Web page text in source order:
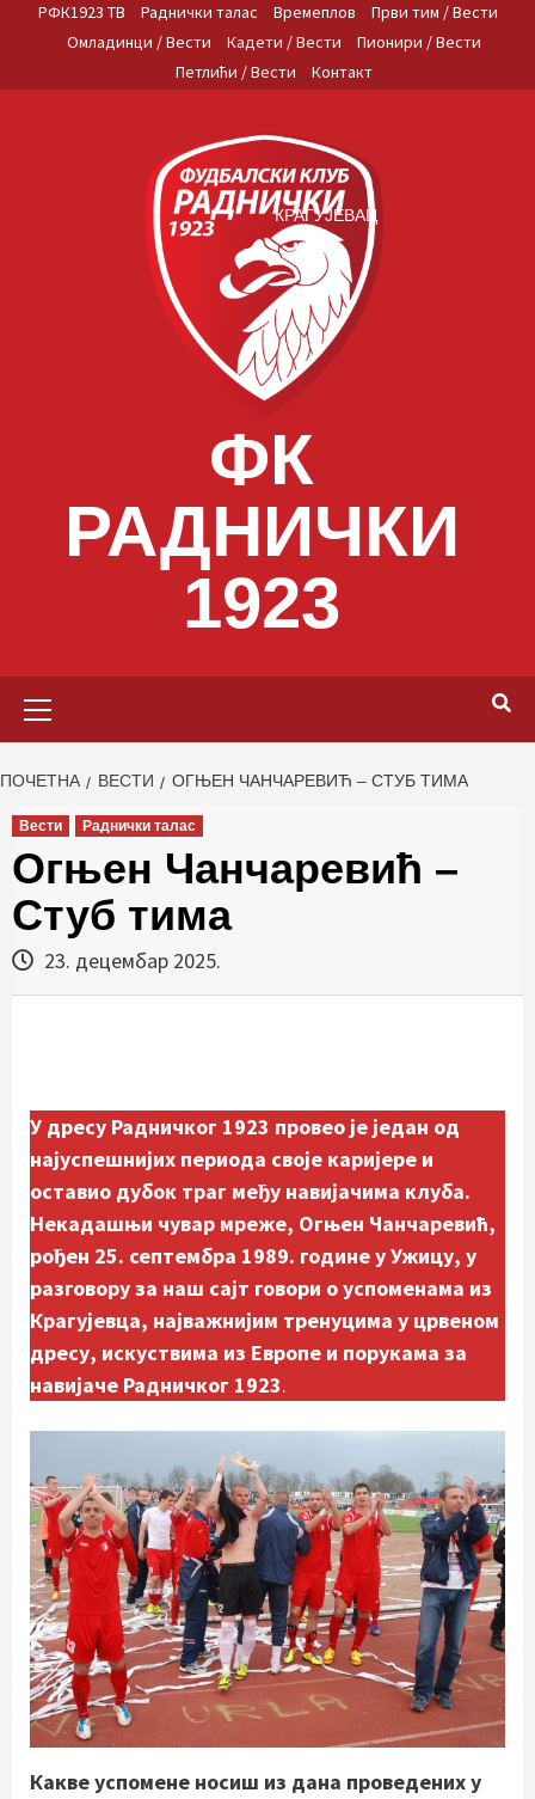
РФК1923 ТВ Раднички талас Времеплов
Први тим / Вести
Омладинци / Вести
Кадети / Вести
Пионири / Вести
Петлићи / Вести
Контакт
ФК
РАДНИЧКИ
1923
КРАГУЈЕВАЦ
ПОЧЕТНА ВЕСТИ ОГЊЕН ЧАНЧАРЕВИЋ – СТУБ ТИМА
Вести Раднички талас
Огњен Чанчаревић –
Стуб тима
23. децембар 2025.
У дресу Радничког 1923 провео је један од
најуспешнијих периода своје каријере и
оставио дубок траг међу навијачима клуба.
Некадашњи чувар мреже, Огњен Чанчаревић,
рођен 25. септембра 1989. године у Ужицу, у
разговору за наш сајт говори о успоменама из
Крагујевца, најважнијим тренуцима у црвеном
дресу, искуствима из Европе и порукама за
навијаче Радничког 1923.
Какве успомене носиш из дана проведених у